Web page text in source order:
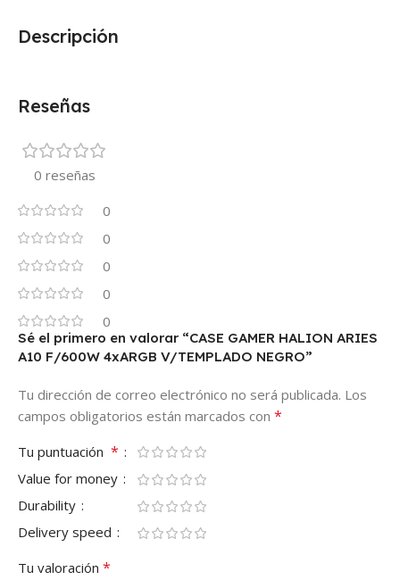
Descripción
Reseñas
0 reseñas
0
0
0
0
0
Sé el primero en valorar “CASE GAMER HALION ARIES
A10 F/600W 4xARGB V/TEMPLADO NEGRO”
Tu dirección de correo electrónico no será publicada. Los
campos obligatorios están marcados con *
Tu puntuación *
Value for money
Durability
Delivery speed
Tu valoración *